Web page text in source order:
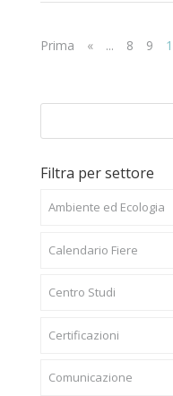
Prima
« ... 8 9
Filtra per settore
Ambiente ed Ecologia
Calendario Fiere
Centro Studi
Certificazioni
Comunicazione